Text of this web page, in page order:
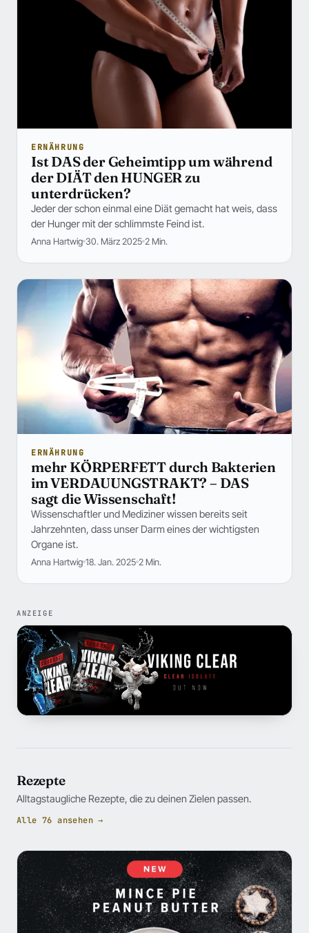
ERNÄHRUNG
Ist DAS der Geheimtipp um während
der DIÄT den HUNGER zu
unterdrücken?
Jeder der schon einmal eine Diät gemacht hat weis, dass
der Hunger mit der schlimmste Feind ist.
Anna Hartwig 30. März 2025 2 Min.
ERNÄHRUNG
mehr KÖRPERFETT durch Bakterien
im VERDAUUNGSTRAKT? – DAS
sagt die Wissenschaft!
Wissenschaftler und Mediziner wissen bereits seit
Jahrzehnten, dass unser Darm eines der wichtigsten
Organe ist.
Anna Hartwig 18. Jan. 2025 2 Min.
ANZEIGE
Rezepte
Alltagstaugliche Rezepte, die zu deinen Zielen passen.
Alle 76 ansehen →